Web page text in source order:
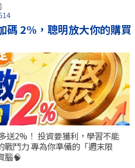
碼 2%，聰明放大你的購買
送2%！ 投資要獲利，學習不能
鬥力 專為你準備的「週末限
腦🧠